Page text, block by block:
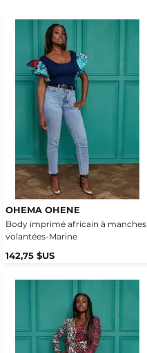
OHEMA OHENE
Body imprimé africain à manches
volantées-Marine
142,75 $US